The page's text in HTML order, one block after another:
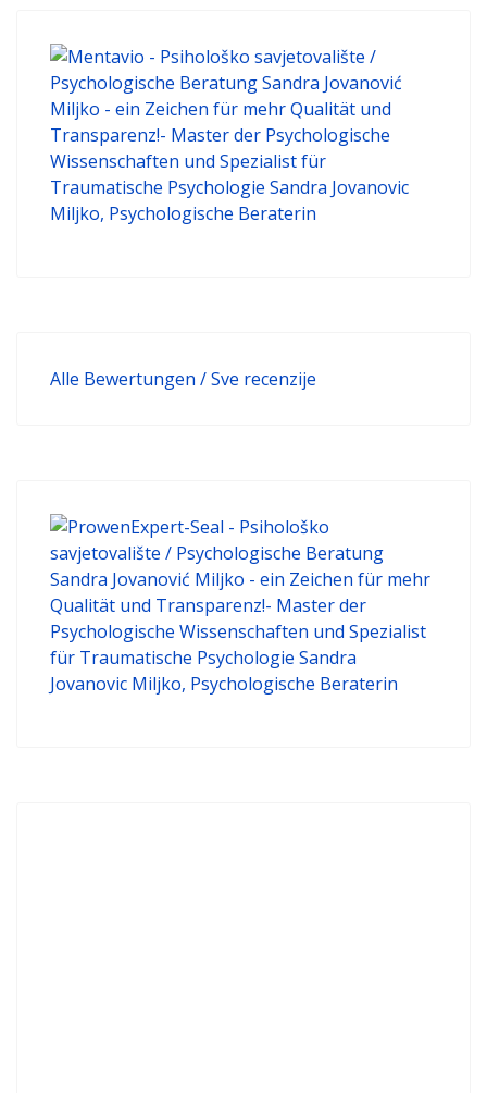
Alle Bewertungen / Sve recenzije